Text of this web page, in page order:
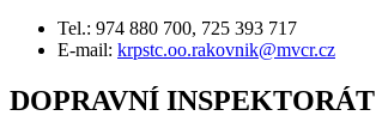
Tel.: 974 880 700, 725 393 717
E-mail: krpstc.oo.rakovnik@mvcr.cz
DOPRAVNÍ INSPEKTORÁT